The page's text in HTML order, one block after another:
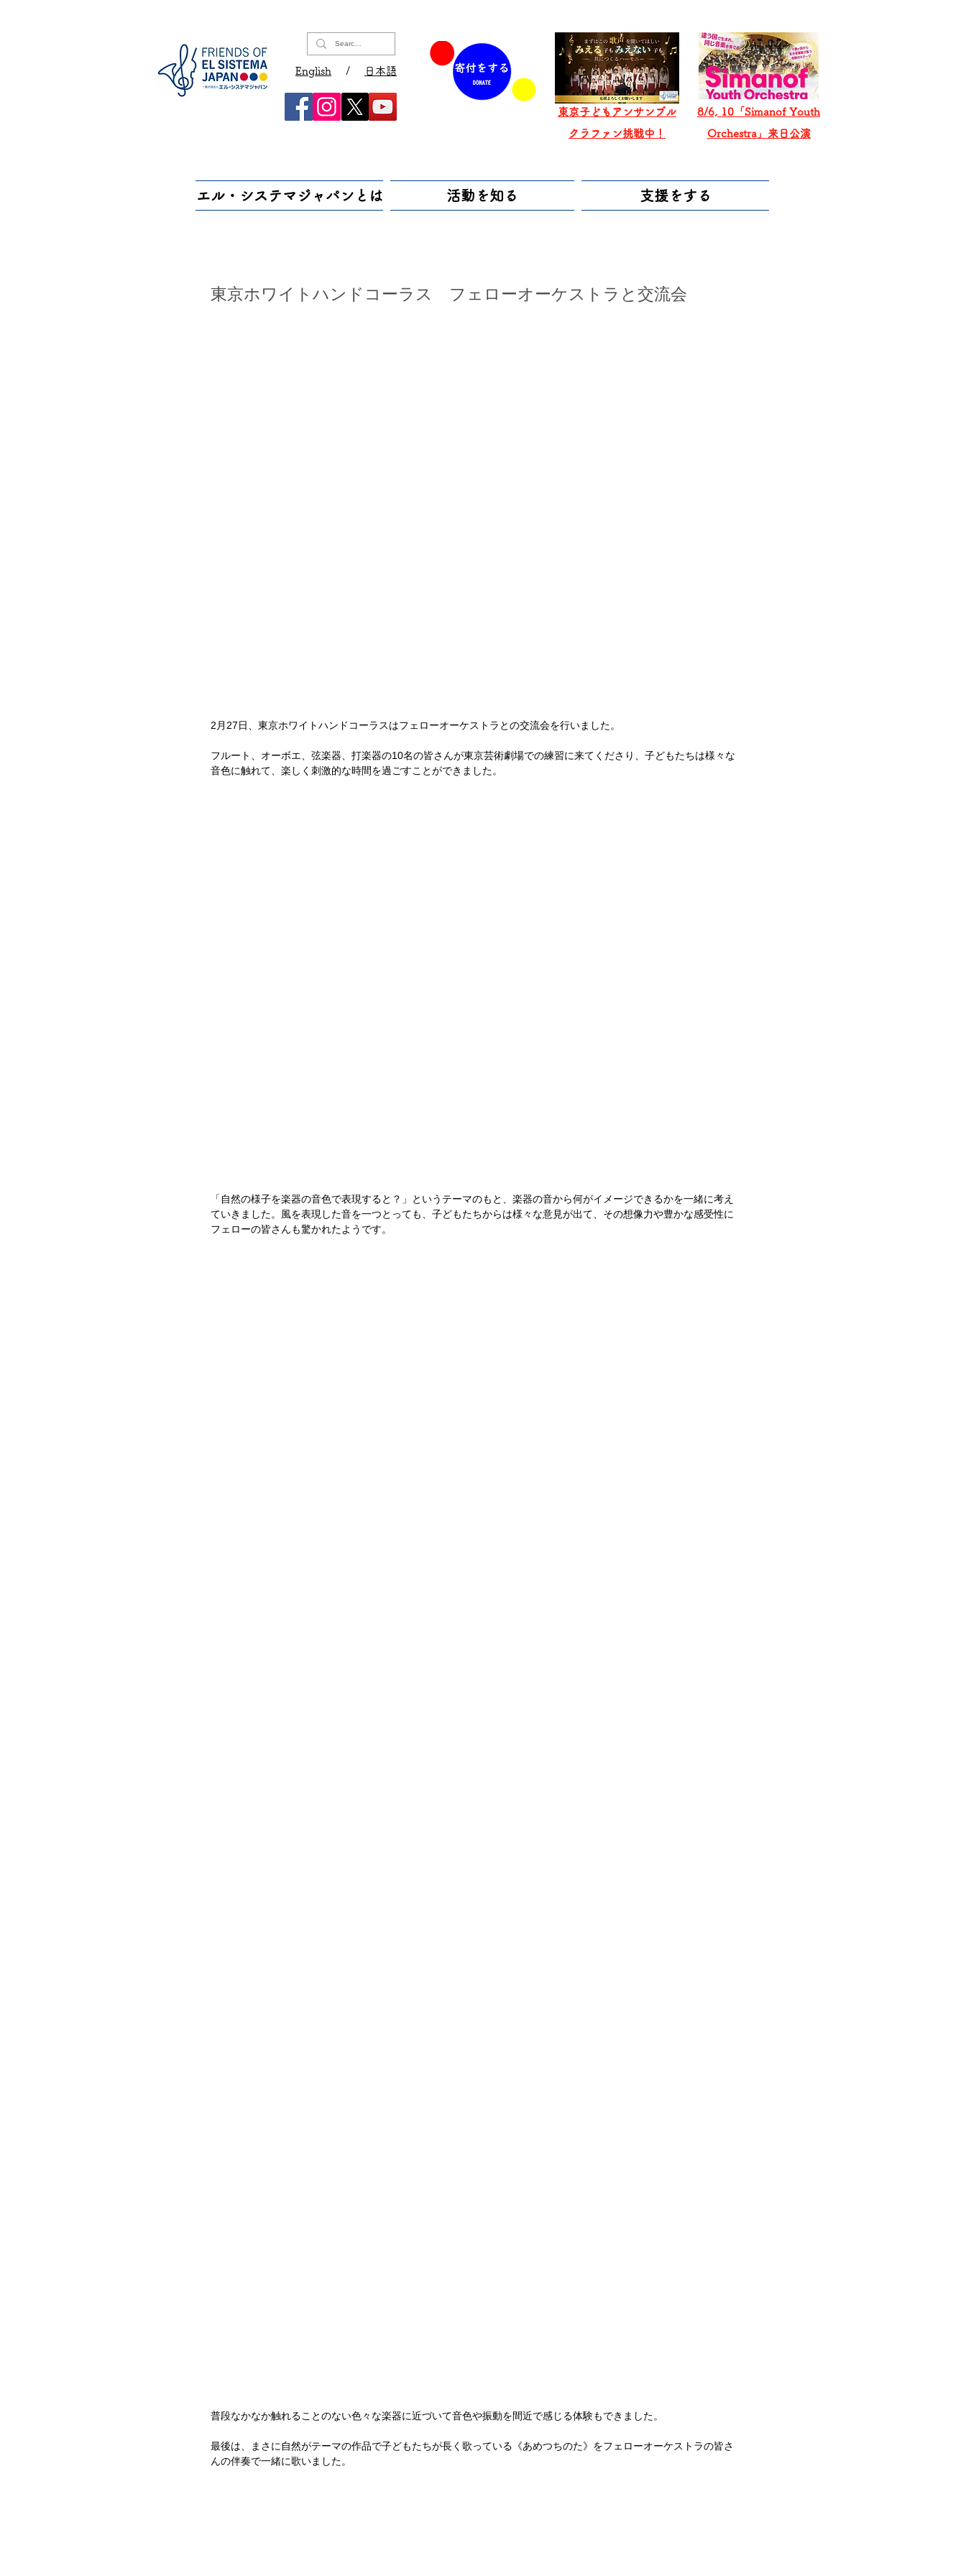
English / 日本語
東京子どもアンサンブル
​クラファン挑戦中！
8/6, 10「Simanof Youth
Orchestra」来日公演
エル・システマジャパンとは 活動を知る 支援をする
東京ホワイトハンドコーラス フェローオーケストラと交流会
2月27日、東京ホワイトハンドコーラスはフェローオーケストラとの交流会を行いました。
フルート、オーボエ、弦楽器、打楽器の10名の皆さんが東京芸術劇場での練習に来てくださり、子どもたちは様々な
音色に触れて、楽しく刺激的な時間を過ごすことができました。
「自然の様子を楽器の音色で表現すると？」というテーマのもと、楽器の音から何がイメージできるかを一緒に考え
ていきました。風を表現した音を一つとっても、子どもたちからは様々な意見が出て、その想像力や豊かな感受性に
フェローの皆さんも驚かれたようです。
普段なかなか触れることのない色々な楽器に近づいて音色や振動を間近で感じる体験もできました。
最後は、まさに自然がテーマの作品で子どもたちが長く歌っている《あめつちのた》をフェローオーケストラの皆さ
んの伴奏で一緒に歌いました。